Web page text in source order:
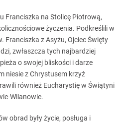
Franciszka na Stolicę Piotrową,
życzenia. Podkreślili w
Franciszka z Asyżu, Ojciec Święty
zwłaszcza tych najbardziej
o swojej bliskości i darze
niesie z Chrystusem krzyż
również Eucharystię w Świątyni
Wilanowie.
obrad były życie, posługa i